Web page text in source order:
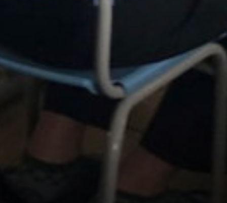
/home/sakurazuka/sakurazuka.ed.jp/public_html/wp-conten